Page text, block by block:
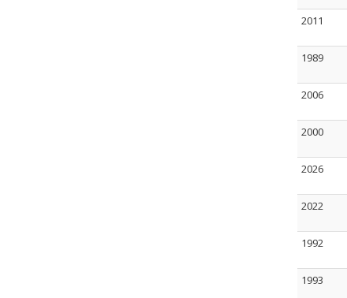
2011
1989
2006
2000
2026
2022
1992
1993